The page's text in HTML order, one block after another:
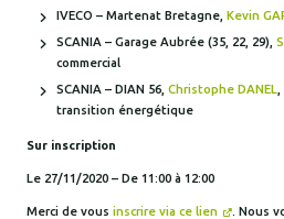
IVECO – Martenat Bretagne, Kevin
SCANIA – Garage Aubrée (35, 22, 29),
commercial
SCANIA – DIAN 56, Christophe DANEL
transition énergétique
Sur inscription
Le 27/11/2020 – De 11:00 à 12:00
Merci de vous inscrire via ce lien
. Nous